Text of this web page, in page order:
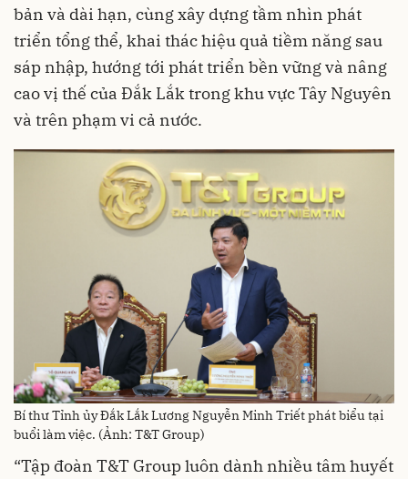
bản và dài hạn, cùng xây dựng tầm nhìn phát
triển tổng thể, khai thác hiệu quả tiềm năng sau
sáp nhập, hướng tới phát triển bền vững và nâng
cao vị thế của Đắk Lắk trong khu vực Tây Nguyên
và trên phạm vi cả nước.
Bí thư Tỉnh ủy Đắk Lắk Lương Nguyễn Minh Triết phát biểu tại
buổi làm việc. (Ảnh: T&T Group)
“Tập đoàn T&T Group luôn dành nhiều tâm huyết